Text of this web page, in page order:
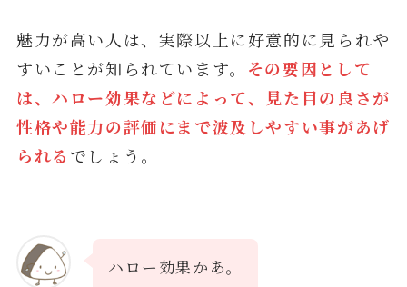
魅力が高い人は、実際以上に好意的に見られや
すいことが知られています。 その要因として
は、ハロー効果などによって、見た目の良さが
性格や能力の評価にまで波及しやすい事があげ
られる でしょう。
ハロー効果かあ。